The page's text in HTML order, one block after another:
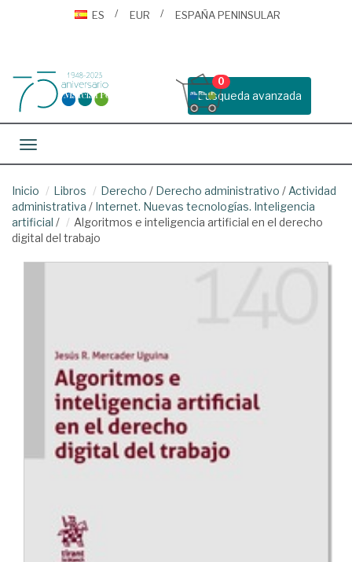
ES
EUR ESPAÑA PENINSULAR
Busqueda avanzada
0
Toggle navigation
Inicio Libros Derecho / Derecho administrativo / Actividad
administrativa / Internet. Nuevas tecnologías. Inteligencia
artificial /
Algoritmos e inteligencia artificial en el derecho
digital del trabajo